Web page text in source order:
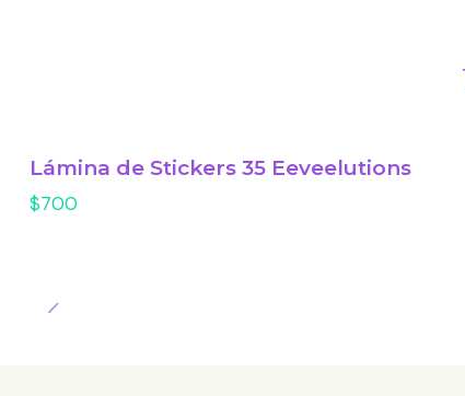
Lámina de Stickers 35 Eeveelutions
$700